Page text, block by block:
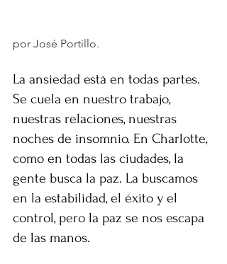
por José Portillo.
La ansiedad está en todas partes.
Se cuela en nuestro trabajo,
nuestras relaciones, nuestras
noches de insomnio. En Charlotte,
como en todas las ciudades, la
gente busca la paz. La buscamos
en la estabilidad, el éxito y el
control, pero la paz se nos escapa
de las manos.